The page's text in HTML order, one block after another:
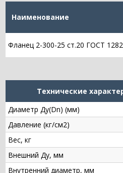
Наименование
Фланец 2-300-25 ст.20 ГОСТ
Технические
Диаметр Ду(Dn) (мм)
Давление (кг/см2)
Вес, кг
Внешний Ду, мм
Внутренний диаметр, мм